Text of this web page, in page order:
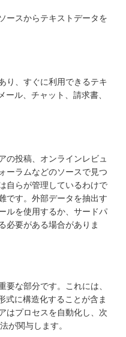
ースからテキストデータを
り、すぐに利用できるテキ
ール、チャット、請求書、
の投稿、オンラインレビュ
ーラムなどのソースで見つ
自らが管理しているわけで
です。外部データを抽出す
ルを使用するか、サードパ
必要がある場合がありま
要な部分です。これには、
式に構造化することが含ま
はプロセスを自動化し、次
が関与します。